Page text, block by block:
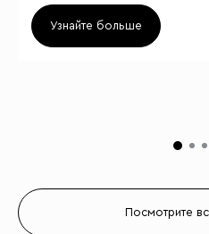
Посмотрите
Узнайте больше